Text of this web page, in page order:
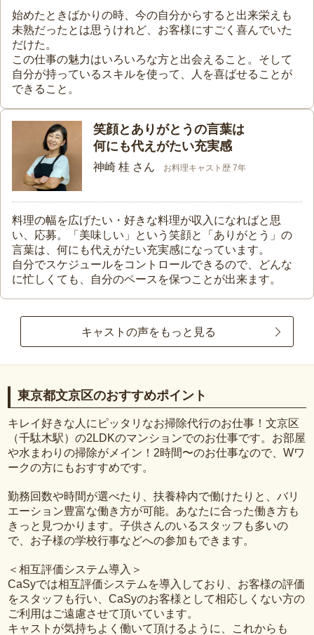
始めたときばかりの時、今の自分からすると出来栄えも
未熟だったとは思うけれど、お客様にすごく喜んでいた
だけた。
この仕事の魅力はいろいろな方と出会えること。そして
自分が持っているスキルを使って、人を喜ばせることが
できること。
笑顔とありがとうの言葉は
何にも代えがたい充実感
神崎 桂 さん お料理キャスト歴 7年
料理の幅を広げたい・好きな料理が収入になればと思
い、応募。「美味しい」という笑顔と「ありがとう」の
言葉は、何にも代えがたい充実感になっています。
自分でスケジュールをコントロールできるので、どんな
に忙しくても、自分のペースを保つことが出来ます。
キャストの声をもっと見る
東京都文京区のおすすめポイント
キレイ好きな人にピッタリなお掃除代行のお仕事！文京区
（千駄木駅）の2LDKのマンションでのお仕事です。お部屋
や水まわりの掃除がメイン！2時間〜のお仕事なので、Wワ
ークの方にもおすすめです。
勤務回数や時間が選べたり、扶養枠内で働けたりと、バリ
エーション豊富な働き方が可能。あなたに合った働き方も
きっと見つかります。子供さんのいるスタッフも多いの
で、お子様の学校行事などへの参加もできます。
＜相互評価システム導入＞
CaSyでは相互評価システムを導入しており、お客様の評価
をスタッフも行い、CaSyのお客様として相応しくない方の
ご利用はご遠慮させて頂いています。
キャストが気持ちよく働いて頂けるように、これからも